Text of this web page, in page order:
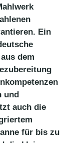
Ein
dem
und
auch die
für bis zu